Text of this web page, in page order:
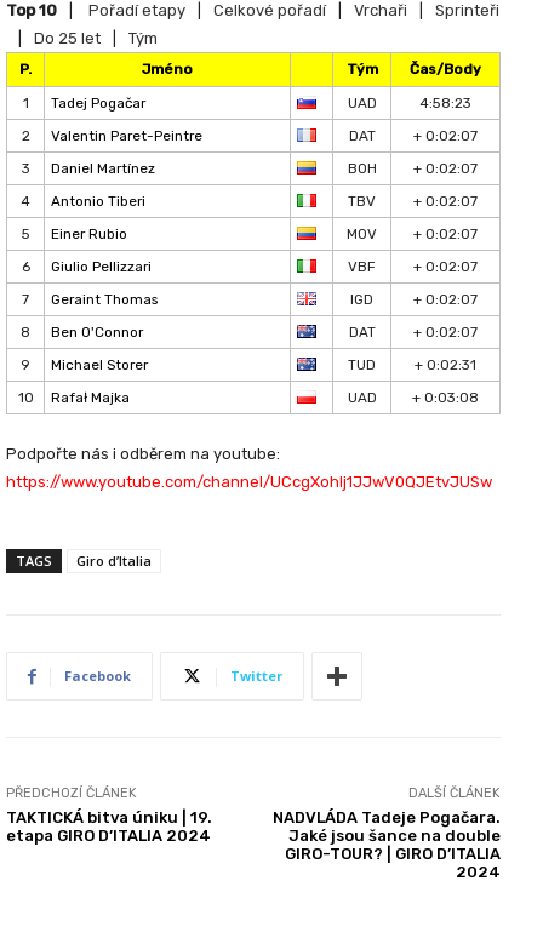
Top 10 Pořadí etapy Celkové pořadí Vrchaři
Sprinteři
Do 25 let Tým
P. Jméno Tým
Čas/Body
1
Tadej Pogačar UAD
4:58:23
2
Valentin Paret-Peintre DAT
+ 0:02:07
3
Daniel Martínez BOH
+ 0:02:07
4
Antonio Tiberi TBV
+ 0:02:07
5
Einer Rubio MOV
+ 0:02:07
6
Giulio Pellizzari VBF
+ 0:02:07
7
Geraint Thomas IGD
+ 0:02:07
8
Ben O'Connor DAT
+ 0:02:07
9
Michael Storer TUD
+ 0:02:31
10
Rafał Majka UAD + 0:03:08
Podpořte nás i odběrem na youtube:
https://www.youtube.com/channel/UCcgXohlj1JJwV0QJEtvJUSw
TAGS Giro d’Italia
Facebook Twitter
PŘEDCHOZÍ ČLÁNEK
TAKTICKÁ bitva úniku | 19.
etapa GIRO D’ITALIA 2024
DALŠÍ ČLÁNEK
NADVLÁDA Tadeje Pogačara.
Jaké jsou šance na double
GIRO-TOUR? | GIRO D’ITALIA
2024